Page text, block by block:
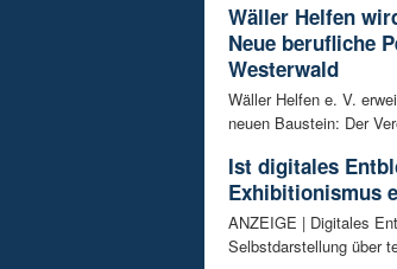
Wäller Helfen
Neue berufliche
Westerwald
Wäller Helfen e. V.
neuen Baustein: Der
Ist digitales
Exhibitionismus
ANZEIGE | Digitales
Selbstdarstellung über